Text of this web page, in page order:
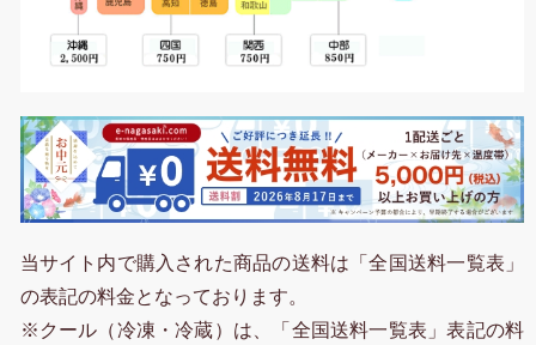
当サイト内で購入された商品の送料は「全国送料一覧表」
の表記の料金となっております。
※クール（冷凍・冷蔵）は、「全国送料一覧表」表記の料